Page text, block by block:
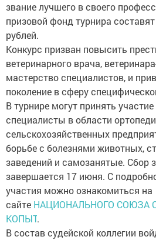
звание лучшего в своего
призовой фонд турнира
рублей.
Конкурс призван повысить
ветеринарного врача,
мастерство специалистов, и
поколение в сферу
В турнире могут принять
специалисты в области
сельскохозяйственных
борьбе с болезнями животных,
заведений и самозанятые. Сбор
завершается 17 июня. С
участия можно ознакомиться на
сайте НАЦИОНАЛЬНОГО СОЮЗА
КОПЫТ.
В состав судейской коллегии